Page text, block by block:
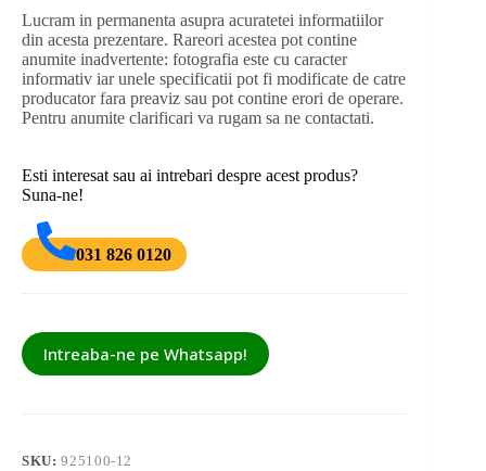
Lucram in permanenta asupra acuratetei informatiilor
din acesta prezentare. Rareori acestea pot contine
anumite inadvertente: fotografia este cu caracter
informativ iar unele specificatii pot fi modificate de catre
producator fara preaviz sau pot contine erori de operare.
Pentru anumite clarificari va rugam sa ne contactati.
Esti interesat sau ai intrebari despre acest produs?
Suna-ne!
031 826 0120
Intreaba-ne pe Whatsapp!
SKU:925100-12